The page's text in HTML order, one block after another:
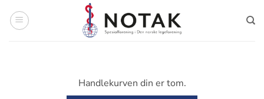
Handlekurven din er tom.